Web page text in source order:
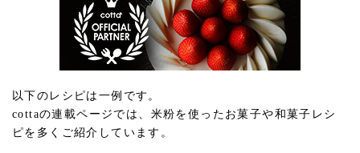
以下のレシピは一例です。
cottaの連載ページでは、米粉を使ったお菓子や和菓子レシ
ピを多くご紹介しています。